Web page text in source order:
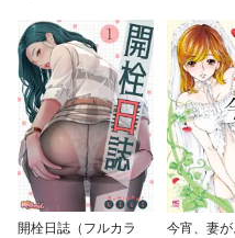
開栓日誌（フルカラ
今宵、妻が